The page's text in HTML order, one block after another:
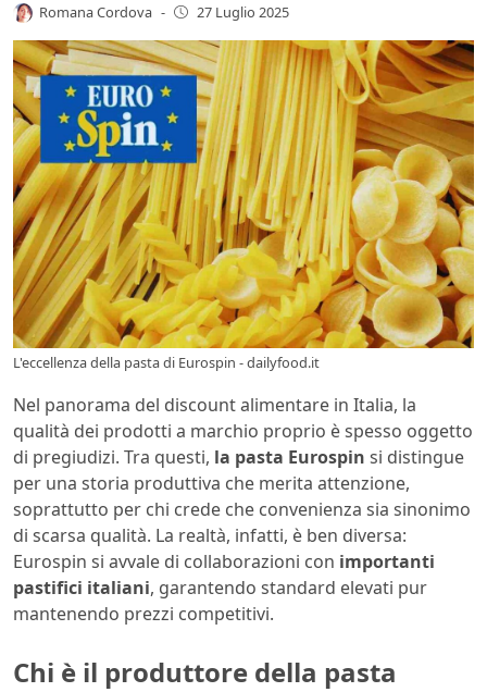
Romana Cordova - 27 Luglio 2025
L'eccellenza della pasta di Eurospin - dailyfood.it
Nel panorama del discount alimentare in Italia, la
qualità dei prodotti a marchio proprio è spesso oggetto
di pregiudizi. Tra questi, la pasta Eurospin si distingue
per una storia produttiva che merita attenzione,
soprattutto per chi crede che convenienza sia sinonimo
di scarsa qualità. La realtà, infatti, è ben diversa:
Eurospin si avvale di collaborazioni con importanti
pastifici italiani, garantendo standard elevati pur
mantenendo prezzi competitivi.
Chi è il produttore della pasta